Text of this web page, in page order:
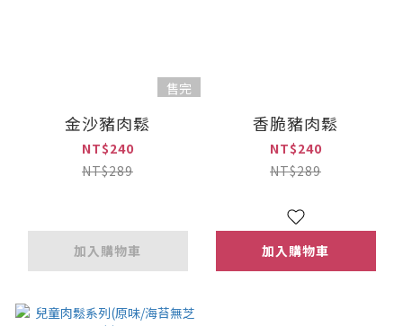
售完
金沙豬肉鬆
NT$240
NT$289
加入購物車
香脆豬肉鬆
NT$240
NT$289
加入購物車